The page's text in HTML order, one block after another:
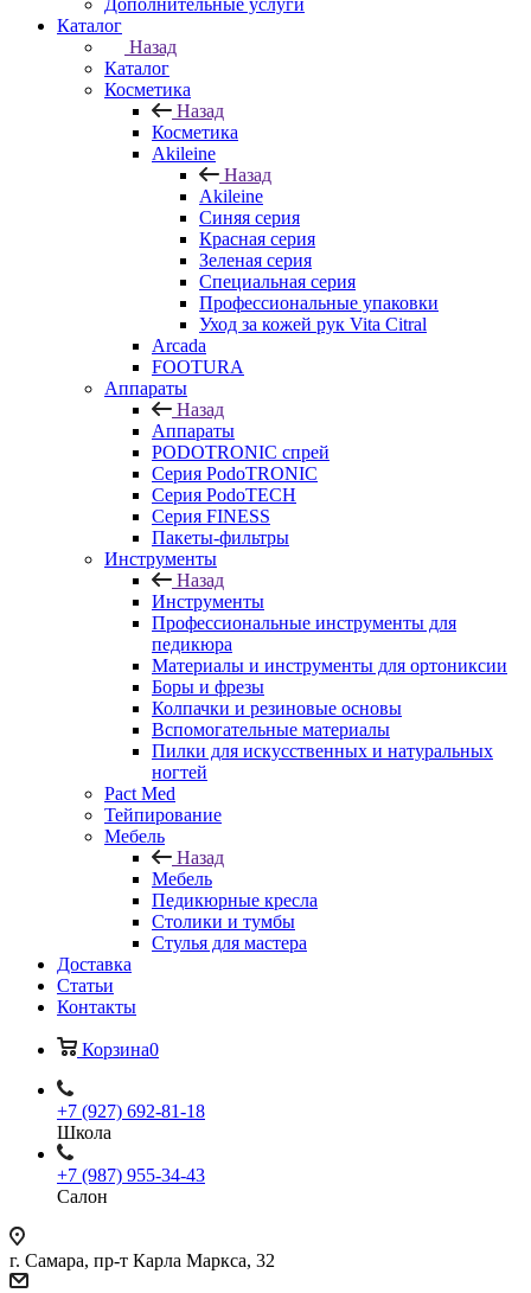
Дополнительные услуги
Каталог
Назад
Каталог
Косметика
Назад
Косметика
Akileine
Назад
Akileine
Синяя серия
Красная серия
Зеленая серия
Специальная серия
Профессиональные упаковки
Уход за кожей рук Vita Citral
Arcada
FOOTURA
Аппараты
Назад
Аппараты
PODOTRONIC спрей
Серия PodoTRONIC
Серия PodoTECH
Серия FINESS
Пакеты-фильтры
Инструменты
Назад
Инструменты
Профессиональные инструменты для
педикюра
Материалы и инструменты для ортониксии
Боры и фрезы
Колпачки и резиновые основы
Вспомогательные материалы
Пилки для искусственных и натуральных
ногтей
Pact Med
Тейпирование
Мебель
Назад
Мебель
Педикюрные кресла
Столики и тумбы
Стулья для мастера
Доставка
Cтатьи
Контакты
Корзина0
+7 (927) 692-81-18
Школа
+7 (987) 955-34-43
Салон
г. Самара, пр-т Карла Маркса, 32